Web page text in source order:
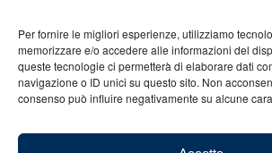
Per fornire le migliori esperienze, utilizziamo
memorizzare e/o accedere alle informazioni del
queste tecnologie ci permetterà di elaborare dati
navigazione o ID unici su questo sito. Non
consenso può influire negativamente su alcune
Chi siamo Gian Carlo Minardi
Gear
Merchandising
Partners Contatti